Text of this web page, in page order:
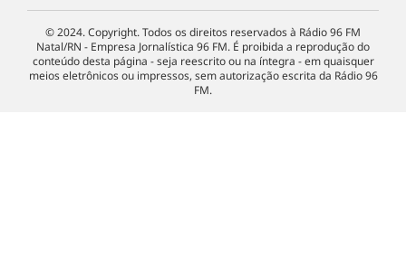
© 2024. Copyright. Todos os direitos reservados à Rádio 96 FM
Natal/RN - Empresa Jornalística 96 FM. É proibida a reprodução do
conteúdo desta página - seja reescrito ou na íntegra - em quaisquer
meios eletrônicos ou impressos, sem autorização escrita da Rádio 96
FM.